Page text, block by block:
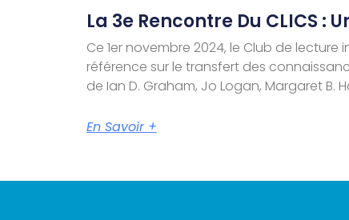
La 3e Rencontre Du CLICS :
Ce 1er novembre 2024, le Club de
référence sur le transfert des
de Ian D. Graham, Jo Logan, Margaret B.
En Savoir +